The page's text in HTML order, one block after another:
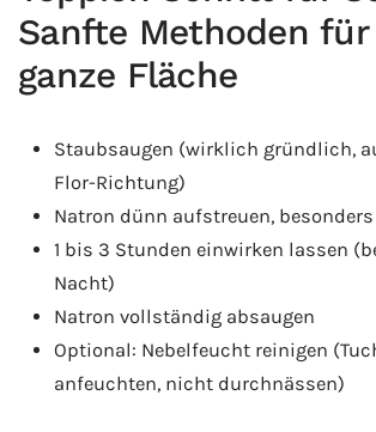
Sanfte Methoden für
ganze Fläche
Staubsaugen (wirklich gründlich,
Flor-Richtung)
Natron dünn aufstreuen,
1 bis 3 Stunden einwirken lassen
Nacht)
Natron vollständig absaugen
Optional: Nebelfeucht reinigen
anfeuchten, nicht durchnässen)